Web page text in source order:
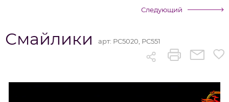
Следующий
Смайлики арт: РС5020, РС551